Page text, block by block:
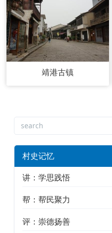
靖港古镇
村史记忆
讲：学思践悟
帮：帮民聚力
评：崇德扬善